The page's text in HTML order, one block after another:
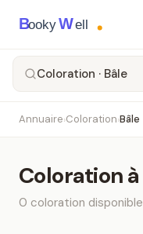
BookyWell
Coloration · Bâle
Annuaire›Coloration›Bâle
Colorationà
0 coloration disponible